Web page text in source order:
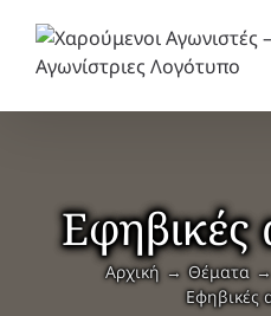
περιεχόμενο
Εφηβικές
Αρχική Θέματα
Εφηβικές